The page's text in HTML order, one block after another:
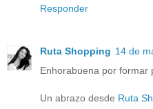
Responder
Ruta Shopping 14 de
Enhorabuena por formar
Un abrazo desde Ruta